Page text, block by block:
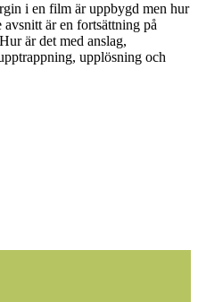
i en film är uppbygd men hur
är en fortsättning på
är det med anslag,
upplösning och